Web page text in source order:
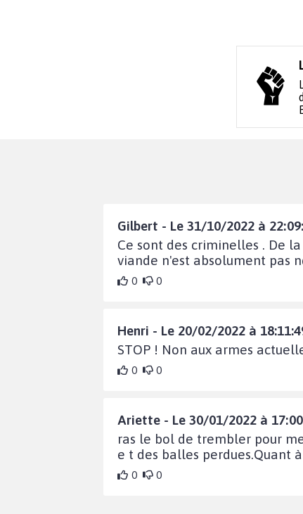
Gilbert - Le 31/10/2022 à
Ce sont des criminelles . De
viande n'est absolument pas
0 0
Henri - Le 20/02/2022 à
STOP ! Non aux armes
0 0
Ariette - Le 30/01/2022 à
ras le bol de trembler pour
e t des balles perdues.Quant
0 0